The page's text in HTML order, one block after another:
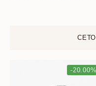
-20.00%